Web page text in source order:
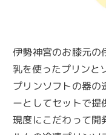
伊勢神宮のお膝元の
乳を使ったプリンと
プリンソフトの器の
ーとしてセットで提
現度にこだわって開